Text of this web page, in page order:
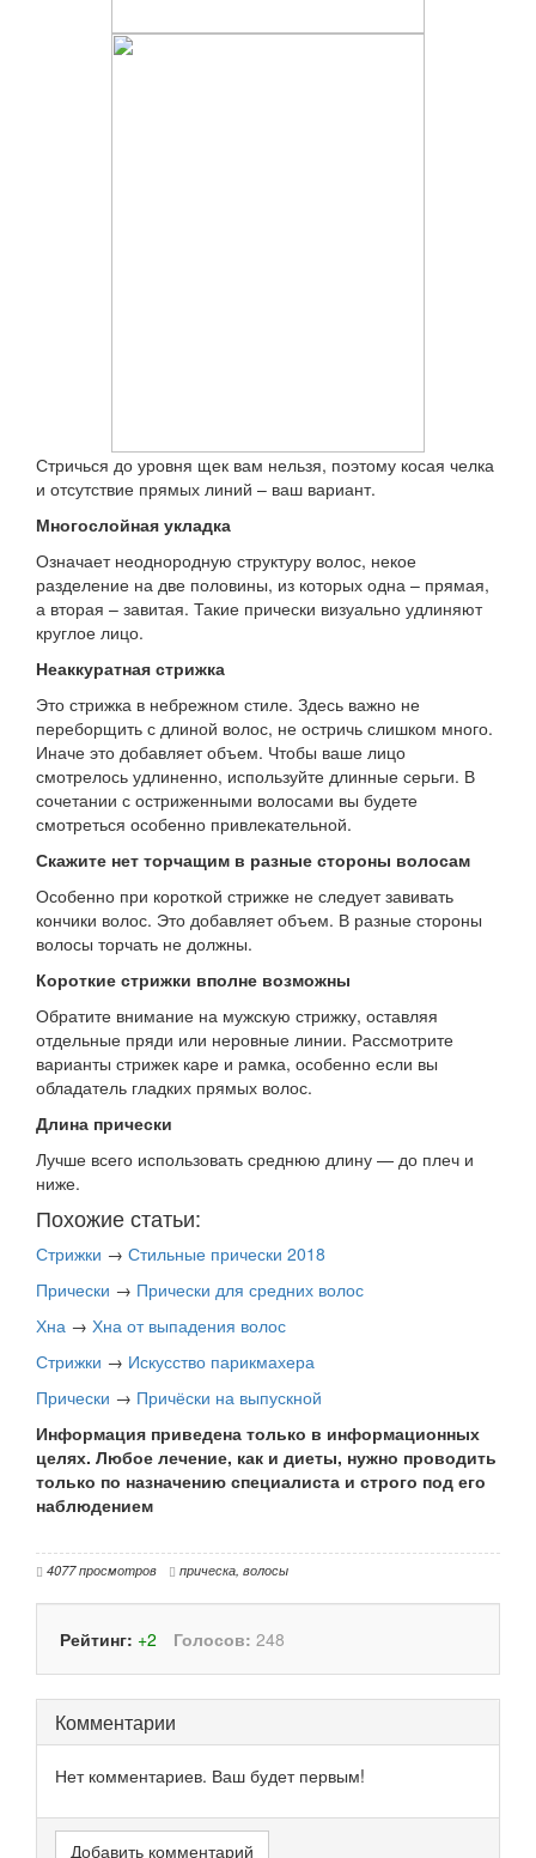
Стричься до уровня щек вам нельзя, поэтому косая челка
и отсутствие прямых линий – ваш вариант.
Многослойная укладка
Означает неоднородную структуру волос, некое
разделение на две половины, из которых одна – прямая,
а вторая – завитая. Такие прически визуально удлиняют
круглое лицо.
Неаккуратная стрижка
Это стрижка в небрежном стиле. Здесь важно не
переборщить с длиной волос, не остричь слишком много.
Иначе это добавляет объем. Чтобы ваше лицо
смотрелось удлиненно, используйте длинные серьги. В
сочетании с остриженными волосами вы будете
смотреться особенно привлекательной.
Скажите нет торчащим в разные стороны волосам
Особенно при короткой стрижке не следует завивать
кончики волос. Это добавляет объем. В разные стороны
волосы торчать не должны.
Короткие стрижки вполне возможны
Обратите внимание на мужскую стрижку, оставляя
отдельные пряди или неровные линии. Рассмотрите
варианты стрижек каре и рамка, особенно если вы
обладатель гладких прямых волос.
Длина прически
Лучше всего использовать среднюю длину — до плеч и
ниже.
Похожие статьи:
Стрижки → Стильные прически 2018
Прически → Прически для средних волос
Хна → Хна от выпадения волос
Стрижки → Искусство парикмахера
Прически → Причёски на выпускной
Информация приведена только в информационных
целях. Любое лечение, как и диеты, нужно проводить
только по назначению специалиста и строго под его
наблюдением
4077 просмотров прическа, волосы
Рейтинг: +2 Голосов: 248
Комментарии
Нет комментариев. Ваш будет первым!
Добавить комментарий